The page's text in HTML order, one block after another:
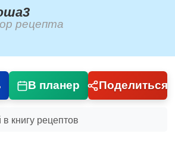
рецепта
В планер Поделиться
книгу рецептов